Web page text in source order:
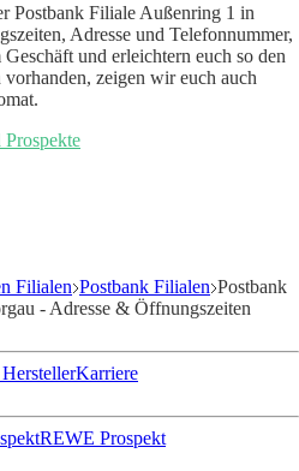
Postbank Filiale Außenring 1 in
Adresse und Telefonnummer,
und erleichtern euch so den
zeigen wir euch auch
Filialen Postbank Filialen Postbank
- Adresse & Öffnungszeiten
Karriere
REWE Prospekt